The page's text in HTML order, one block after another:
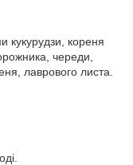
кукурудзи, кореня
череди,
лаврового листа.